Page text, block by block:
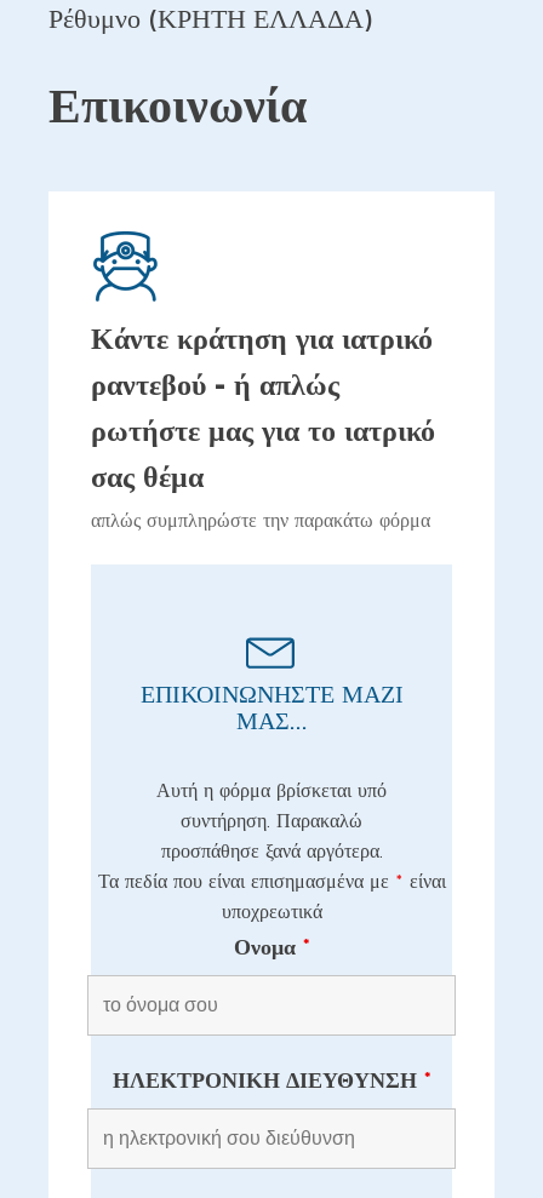
Ρέθυμνο (ΚΡΗΤΗ ΕΛΛΑΔΑ)
Επικοινωνία
Κάντε κράτηση για ιατρικό
ραντεβού - ή απλώς
ρωτήστε μας για το ιατρικό
σας θέμα
απλώς συμπληρώστε την παρακάτω φόρμα
ΕΠΙΚΟΙΝΩΝΗΣΤΕ ΜΑΖΙ
ΜΑΣ...
Αυτή η φόρμα βρίσκεται υπό
συντήρηση. Παρακαλώ
προσπάθησε ξανά αργότερα.
Τα πεδία που είναι επισημασμένα με * είναι
υποχρεωτικά
Ονομα *
ΗΛΕΚΤΡΟΝΙΚΗ ΔΙΕΥΘΥΝΣΗ *